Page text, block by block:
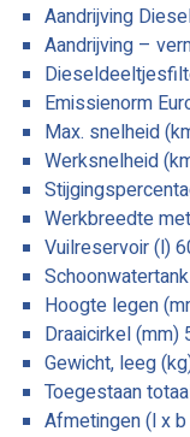
Aandrijving
Aandrijving –
Emissienorm
Max. snelheid
Werksnelheid
Werkbreedte
Vuilreservoir (l)
Hoogte legen
Draaicirkel (mm)
Gewicht, leeg
Toegestaan
Afmetingen (l x